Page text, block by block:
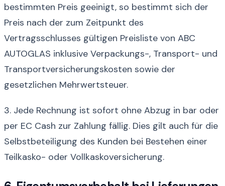
bestimmten Preis geeinigt, so bestimmt sich der
Preis nach der zum Zeitpunkt des
Vertragsschlusses gültigen Preisliste von ABC
AUTOGLAS inklusive Verpackungs-, Transport- und
Transportversicherungskosten sowie der
gesetzlichen Mehrwertsteuer.
3. Jede Rechnung ist sofort ohne Abzug in bar oder
per EC Cash zur Zahlung fällig. Dies gilt auch für die
Selbstbeteiligung des Kunden bei Bestehen einer
Teilkasko- oder Vollkaskoversicherung.